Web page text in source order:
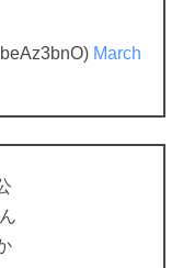
March